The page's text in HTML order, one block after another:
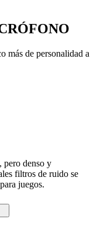
más de personalidad a
pero denso y
filtros de ruido se
juegos.